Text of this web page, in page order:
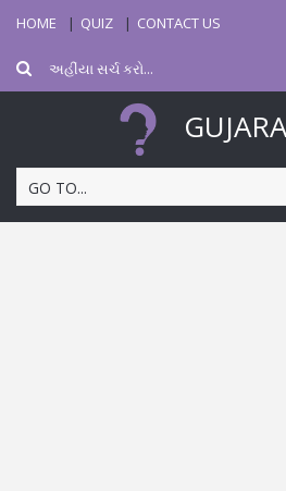
HOME QUIZ CONTACT US
GO TO...